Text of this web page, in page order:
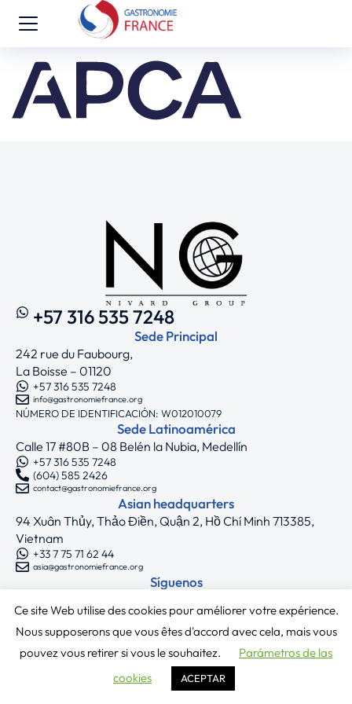
+57 316 535 7248
Sede Principal
242 rue du Faubourg,
La Boisse – 01120
+57 316 535 7248
info@gastronomiefrance.org
NÚMERO DE IDENTIFICACIÓN: W012010079
Sede Latinoamérica
Calle 17 #80B – 08 Belén la Nubia, Medellín
+57 316 535 7248
(604) 585 2426
contact@gastronomiefrance.org
Asian headquarters
94 Xuân Thủy, Thảo Điền, Quận 2, Hồ Chí Minh 713385,
Vietnam
+33 7 75 71 62 44
asia@gastronomiefrance.org
Síguenos
Copyright © 2025 Gastronomie France
Términos y condiciones|Política de privacidad
Ce site Web utilise des cookies pour améliorer votre expérience.
Nous supposerons que vous êtes d'accord avec cela, mais vous
pouvez vous retirer si vous le souhaitez.
Parámetros de las
cookies
ACEPTAR